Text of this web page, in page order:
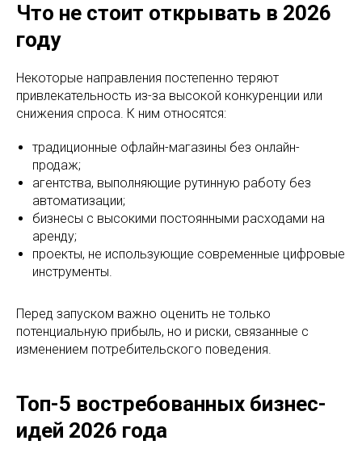
Что не стоит открывать в 2026
году
Некоторые направления постепенно теряют
привлекательность из-за высокой конкуренции или
снижения спроса. К ним относятся:
традиционные офлайн-магазины без онлайн-
продаж;
агентства, выполняющие рутинную работу без
автоматизации;
бизнесы с высокими постоянными расходами на
аренду;
проекты, не использующие современные цифровые
инструменты.
Перед запуском важно оценить не только
потенциальную прибыль, но и риски, связанные с
изменением потребительского поведения.
Топ-5 востребованных бизнес-
идей 2026 года